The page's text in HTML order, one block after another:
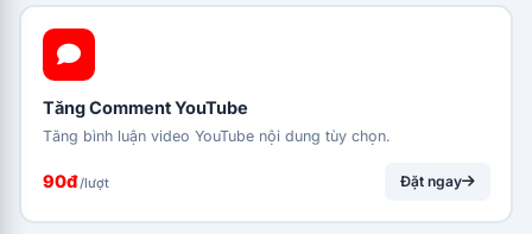
Tăng Comment YouTube
Tăng bình luận video YouTube nội dung tùy chọn.
90đ/lượt Đặt ngay